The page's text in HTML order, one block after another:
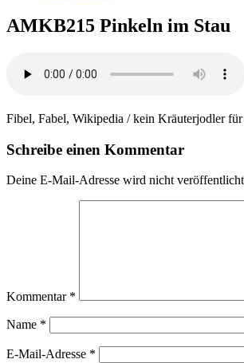
AMKB215 Pinkeln im Stau
Fibel, Fabel, Wikipedia / kein Kräuterjodler
Schreibe einen Kommentar
Deine E-Mail-Adresse wird nicht
Kommentar *
Name *
E-Mail-Adresse *